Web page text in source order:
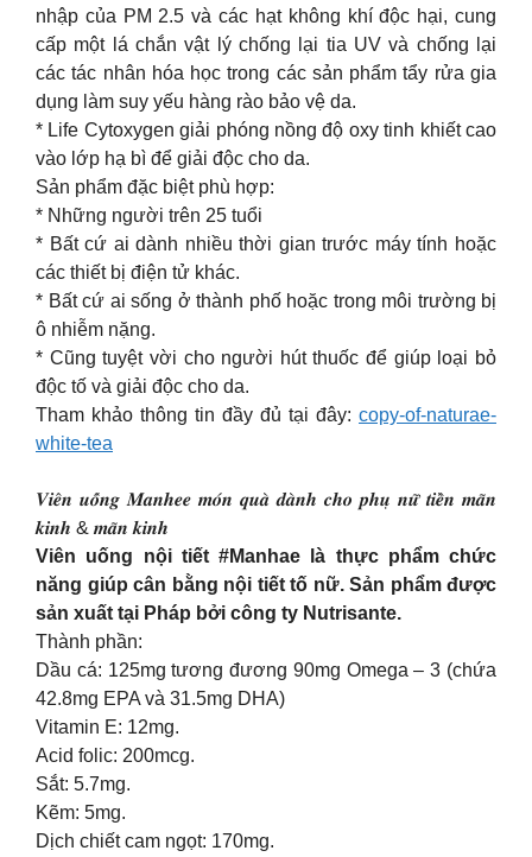
nhập của PM 2.5 và các hạt không khí độc hại, cung
cấp một lá chắn vật lý chống lại tia UV và chống lại
các tác nhân hóa học trong các sản phẩm tẩy rửa gia
dụng làm suy yếu hàng rào bảo vệ da.
* Life Cytoxygen giải phóng nồng độ oxy tinh khiết cao
vào lớp hạ bì để giải độc cho da.
Sản phẩm đặc biệt phù hợp:
* Những người trên 25 tuổi
* Bất cứ ai dành nhiều thời gian trước máy tính hoặc
các thiết bị điện tử khác.
* Bất cứ ai sống ở thành phố hoặc trong môi trường bị
ô nhiễm nặng.
* Cũng tuyệt vời cho người hút thuốc để giúp loại bỏ
độc tố và giải độc cho da.
Tham khảo thông tin đầy đủ tại đây: copy-of-naturae-
white-tea
𝑽𝒊𝒆̂𝒏 𝒖𝒐̂́𝒏𝒈 𝑴𝒂𝒏𝒉𝒆𝒆 𝒎𝒐́𝒏 𝒒𝒖𝒂̀ 𝒅𝒂̀𝒏𝒉 𝒄𝒉𝒐 𝒑𝒉𝒖̣ 𝒏𝒖̛̃ 𝒕𝒊𝒆̂̀𝒏 𝒎𝒂̃𝒏
𝒌𝒊𝒏𝒉 & 𝒎𝒂̃𝒏 𝒌𝒊𝒏𝒉
Viên uống nội tiết #Manhae là thực phẩm chức
năng giúp cân bằng nội tiết tố nữ. Sản phẩm được
sản xuất tại Pháp bởi công ty Nutrisante.
Thành phần:
Dầu cá: 125mg tương đương 90mg Omega – 3 (chứa
42.8mg EPA và 31.5mg DHA)
Vitamin E: 12mg.
Acid folic: 200mcg.
Sắt: 5.7mg.
Kẽm: 5mg.
Dịch chiết cam ngọt: 170mg.